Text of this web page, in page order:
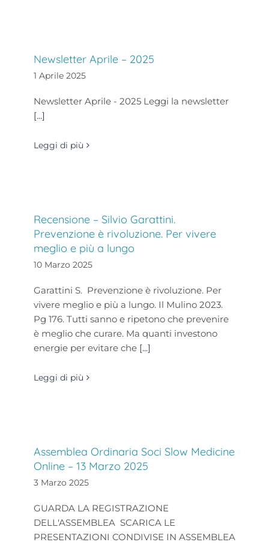
Newsletter Aprile – 2025
1 Aprile 2025
Newsletter Aprile - 2025 Leggi la newsletter
[...]
Leggi di più
Recensione – Silvio Garattini.
Prevenzione è rivoluzione. Per vivere
meglio e più a lungo
10 Marzo 2025
Garattini S. Prevenzione è rivoluzione. Per
vivere meglio e più a lungo. Il Mulino 2023.
Pg 176. Tutti sanno e ripetono che prevenire
è meglio che curare. Ma quanti investono
energie per evitare che [...]
Leggi di più
Assemblea Ordinaria Soci Slow Medicine
Online – 13 Marzo 2025
3 Marzo 2025
GUARDA LA REGISTRAZIONE
DELL'ASSEMBLEA SCARICA LE
PRESENTAZIONI CONDIVISE IN ASSEMBLEA